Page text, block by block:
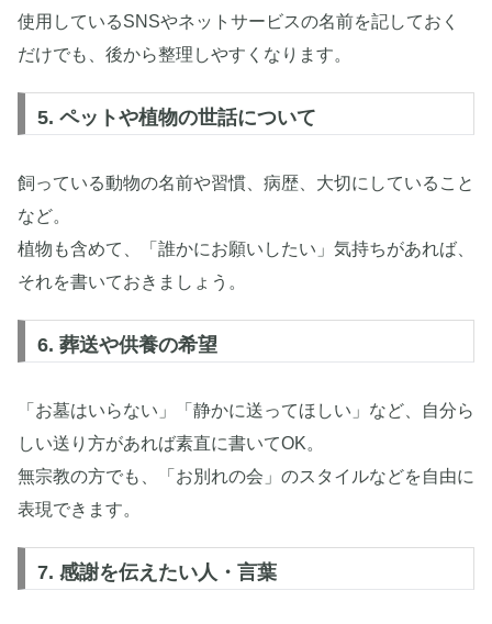
使用しているSNSやネットサービスの名前を記しておく
だけでも、後から整理しやすくなります。
5. ペットや植物の世話について
飼っている動物の名前や習慣、病歴、大切にしていること
など。
植物も含めて、「誰かにお願いしたい」気持ちがあれば、
それを書いておきましょう。
6. 葬送や供養の希望
「お墓はいらない」「静かに送ってほしい」など、自分ら
しい送り方があれば素直に書いてOK。
無宗教の方でも、「お別れの会」のスタイルなどを自由に
表現できます。
7. 感謝を伝えたい人・言葉